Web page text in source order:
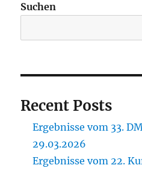
Suchen
Recent Posts
Ergebnisse vom 33.
29.03.2026
Ergebnisse vom 22.